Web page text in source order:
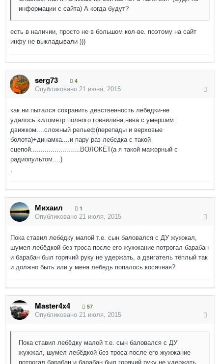
информации с сайта) А когда будут?
есть в наличии, просто не в большом кол-ве. поэтому на сайт
инфу не выкладывали )))
serg73
4
Опубликовано 21 июня, 2015
как ни пытался сохранить девственность лебедки-не
удалось:километр полного говнилина,нива с умершим
движком....сложный рельеф(перепады и верховые
болота)+динамка....и пару раз лебедка с такой
сцепой.........................ВОЛОКЁТ(а я такой мажорный с
радиопультом....)
,
Михаил
1
Опубликовано 21 июля, 2015
Пока ставил лебёдку малой т.е. сын баловался с ДУ жужжал,
шумел лебёдкой без троса после его жужжание потрогал барабан
и барабан был горячий руку не удержать, а двигатель тёплый так
и должно быть или у меня лебедь попалось косячная?
Master4x4
57
Опубликовано 21 июля, 2015
Пока ставил лебёдку малой т.е. сын баловался с ДУ
жужжал, шумел лебёдкой без троса после его жужжание
потрогал барабан и барабан был горячий руку не удержать,